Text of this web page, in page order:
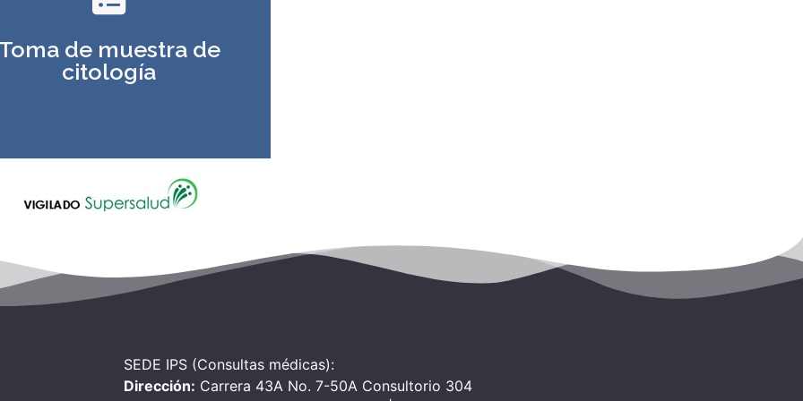
Toma de muestra de
citología
seguir para la realización de
su examen
SEDE IPS (Consultas médicas):
Dirección: Carrera 43A No. 7-50A Consultorio 304